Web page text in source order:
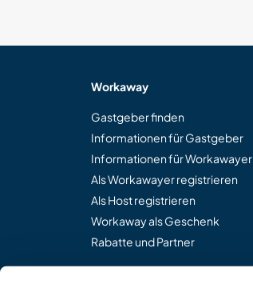
Workaway
Gastgeber finden
Informationen für Gastgeber
Informationen für Workawayer
Als Workawayer registrieren
Als Host registrieren
Workaway als Geschenk
Rabatte und Partner